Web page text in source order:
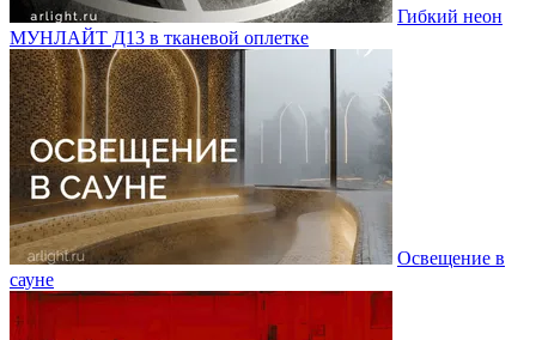
Гибкий неон
МУНЛАЙТ Д13 в тканевой оплетке
Освещение в
сауне